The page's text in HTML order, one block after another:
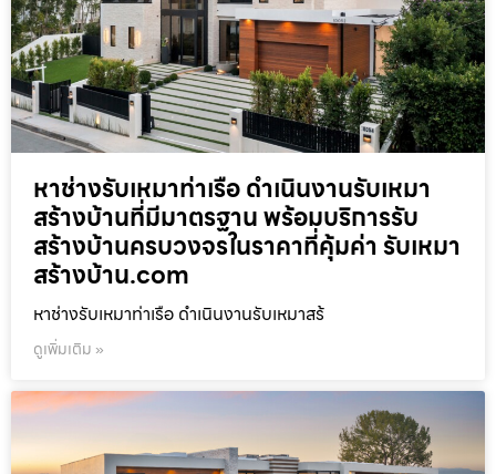
หาช่างรับเหมาท่าเรือ ดำเนินงานรับเหมา
สร้างบ้านที่มีมาตรฐาน พร้อมบริการรับ
สร้างบ้านครบวงจรในราคาที่คุ้มค่า รับเหมา
สร้างบ้าน.com
หาช่างรับเหมาท่าเรือ ดำเนินงานรับเหมาสร้
ดูเพิ่มเติม »